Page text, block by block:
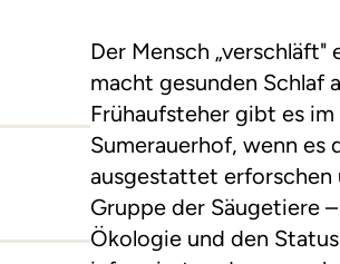
Der Mensch „verschläft"
macht gesunden Schlaf
Frühaufsteher gibt es
Sumerauerhof, wenn
ausgestattet
Gruppe der Säugetiere
Ökologie und den